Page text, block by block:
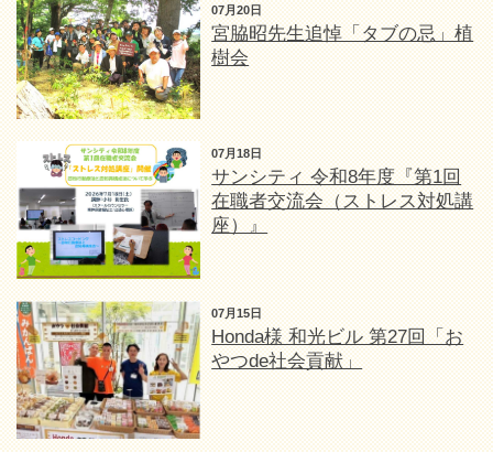
07月20日
宮脇昭先生追悼「タブの忌」植
樹会
07月18日
サンシティ 令和8年度『第1回
在職者交流会（ストレス対処講
座）』
07月15日
Honda様 和光ビル 第27回「お
やつde社会貢献」